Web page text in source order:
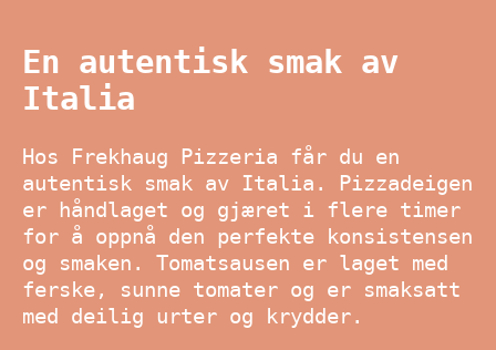
En autentisk smak av
Italia
Hos Frekhaug Pizzeria får du en
autentisk smak av Italia. Pizzadeigen
er håndlaget og gjæret i flere timer
for å oppnå den perfekte konsistensen
og smaken. Tomatsausen er laget med
ferske, sunne tomater og er smaksatt
med deilig urter og krydder.